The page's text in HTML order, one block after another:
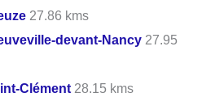
27.86 kms
devant-Nancy 27.95
Clément 28.15 kms